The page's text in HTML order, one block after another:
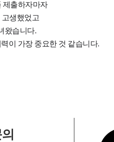
제출하자마자
고생했었고
왔습니다.
이 가장 중요한 것 같습니다.